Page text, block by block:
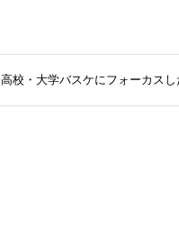
高校・大学バスケにフォーカス